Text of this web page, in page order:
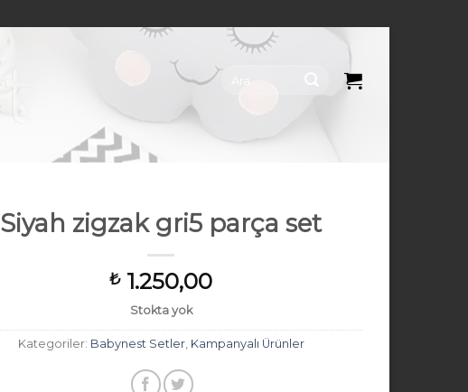
Ara:
Siyah zigzak gri5 parça set
₺ 1.250,00
Stokta yok
Kategoriler: Babynest Setler, Kampanyalı Ürünler